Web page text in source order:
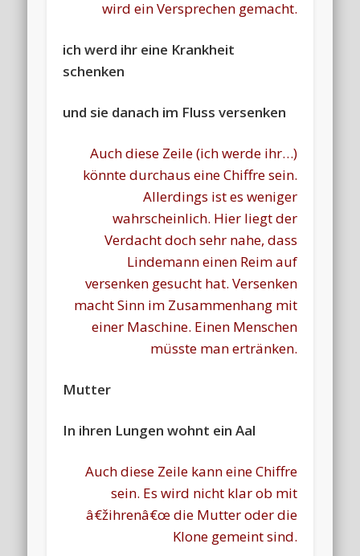
wird ein Versprechen gemacht.
ich werd ihr eine Krankheit
schenken
und sie danach im Fluss versenken
Auch diese Zeile (ich werde ihr…)
könnte durchaus eine Chiffre sein.
Allerdings ist es weniger
wahrscheinlich. Hier liegt der
Verdacht doch sehr nahe, dass
Lindemann einen Reim auf
versenken gesucht hat. Versenken
macht Sinn im Zusammenhang mit
einer Maschine. Einen Menschen
müsste man ertränken.
Mutter
In ihren Lungen wohnt ein Aal
Auch diese Zeile kann eine Chiffre
sein. Es wird nicht klar ob mit
â€žihrenâ€œ die Mutter oder die
Klone gemeint sind.